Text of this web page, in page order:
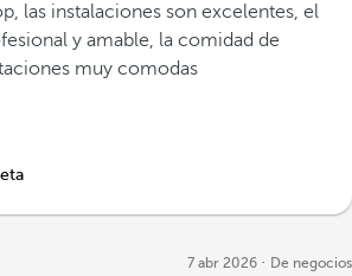
las instalaciones son excelentes, el
y amable, la comidad de
muy comodas
7 abr 2026 De negocios